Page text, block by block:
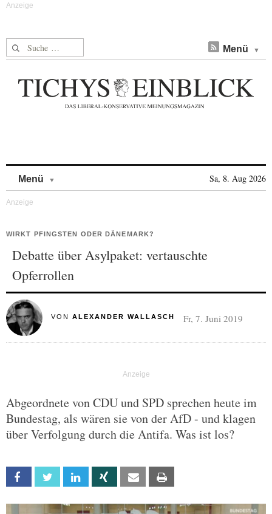
Suche nach: Menü
Menü Sa, 8. Aug 2026
WIRKT PFINGSTEN ODER DÄNEMARK?
Debatte über Asylpaket: vertauschte
Opferrollen
VON ALEXANDER WALLASCH Fr, 7. Juni 2019
Abgeordnete von CDU und SPD sprechen heute im
Bundestag, als wären sie von der AfD - und klagen
über Verfolgung durch die Antifa. Was ist los?
Facebook Twitter Linkedin Xing Email